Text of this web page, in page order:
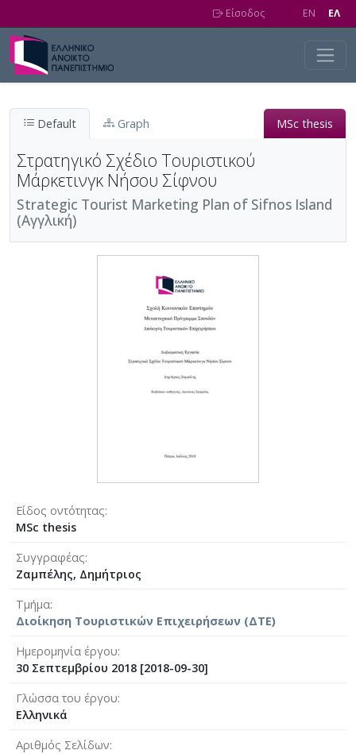
Είσοδος EN EΛ
Default Graph MSc thesis
Στρατηγικό Σχέδιο Τουριστικού
Μάρκετινγκ Νήσου Σίφνου
Strategic Tourist Marketing Plan of Sifnos Island
(Αγγλική)
Είδος οντότητας
MSc thesis
Συγγραφέας
Ζαμπέλης, Δημήτριος
Τμήμα
Διοίκηση Τουριστικών Επιχειρήσεων (ΔΤΕ)
Ημερομηνία έργου
30 Σεπτεμβρίου 2018 [2018-09-30]
Γλώσσα του έργου
Ελληνικά
Αριθμός Σελίδων